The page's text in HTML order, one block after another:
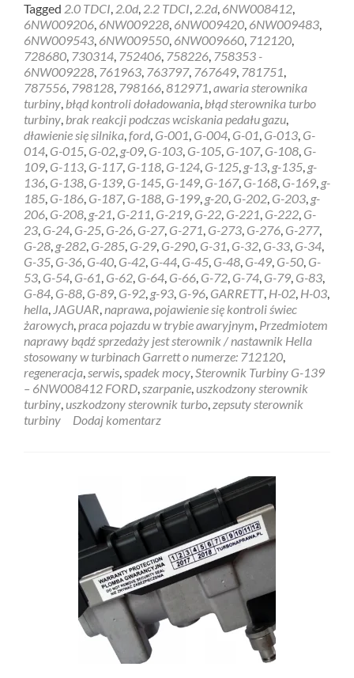
Tagged 2.0 TDCI, 2.0d, 2.2 TDCI, 2.2d, 6NW008412,
6NW009206, 6NW009228, 6NW009420, 6NW009483,
6NW009543, 6NW009550, 6NW009660, 712120,
728680, 730314, 752406, 758226, 758353 -
6NW009228, 761963, 763797, 767649, 781751,
787556, 798128, 798166,812971,awaria sterownika
turbiny, błąd kontroli doładowania, błąd sterownika turbo
turbiny, brak reakcji podczas wciskania pedału gazu,
dławienie się silnika,ford, G-001, G-004, G-01, G-013, G-
014, G-015, G-02, g-09, G-103, G-105, G-107, G-108, G-
109, G-113, G-117, G-118, G-124, G-125, g-13, g-135, g-
136, G-138, G-139, G-145, G-149, G-167, G-168, G-169, g-
185, G-186, G-187, G-188, G-199, g-20, G-202, G-203, g-
206, G-208, g-21, G-211, G-219, G-22, G-221, G-222, G-
23, G-24, G-25, G-26, G-27, G-271, G-273, G-276, G-277,
G-28, g-282, G-285, G-29, G-290, G-31, G-32, G-33, G-34,
G-35, G-36, G-40, G-42, G-44, G-45, G-48, G-49, G-50, G-
53, G-54, G-61, G-62, G-64, G-66, G-72, G-74, G-79, G-83,
G-84, G-88, G-89, G-92, g-93, G-96, GARRETT, H-02, H-03,
hella, JAGUAR,naprawa,pojawienie się kontroli świec
żarowych,praca pojazdu w trybie awaryjnym, Przedmiotem
naprawy bądź sprzedaży jest sterownik / nastawnik Hella
stosowany w turbinach Garrett o numerze: 712120,
regeneracja,serwis,spadek mocy,Sterownik Turbiny G-139
– 6NW008412 FORD,szarpanie,uszkodzony sterownik
turbiny,uszkodzony sterownik turbo,zepsuty sterownik
turbiny
Dodaj komentarz